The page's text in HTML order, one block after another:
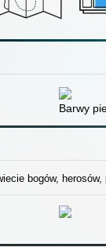
Barwy
bogów,
Olimpijscy :